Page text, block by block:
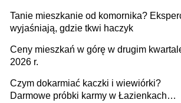
Tanie mieszkanie od komornika?
wyjaśniają, gdzie tkwi haczyk
Ceny mieszkań w górę w drugim
2026 r.
Czym dokarmiać kaczki i wiewiórki?
Darmowe próbki karmy w Łazienkach